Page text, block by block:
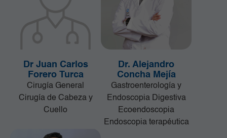
Dr Juan Carlos
Forero Turca
Cirugía General
Cirugía de Cabeza y
Cuello
Dr. Alejandro
Concha Mejía
Gastroenterología y
Endoscopia Digestiva
Ecoendoscopia
Endoscopia terapéutica